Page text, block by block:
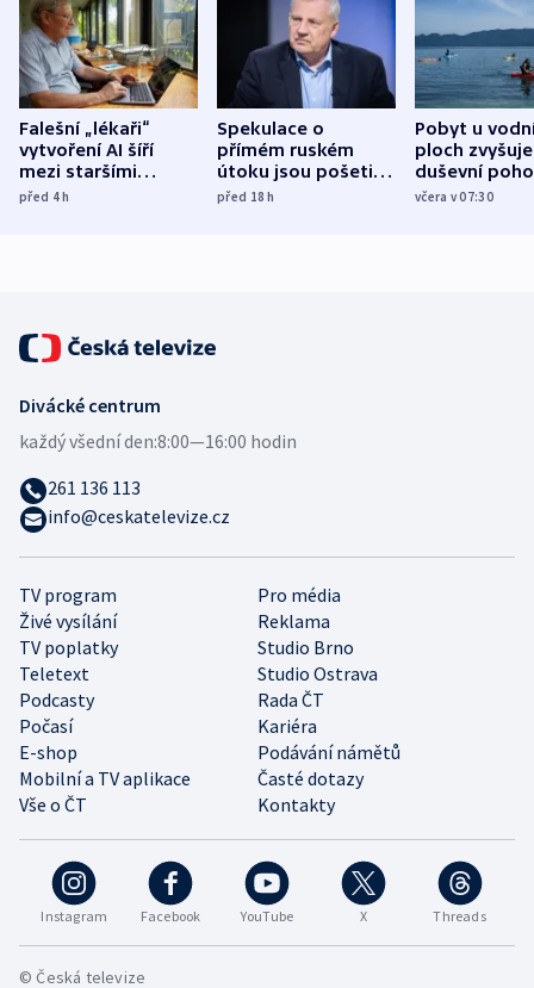
Falešní „lékaři“
vytvoření AI šíří
mezi staršími
Poláky nebezpečné
před 4h
Spekulace o
přímém ruském
útoku jsou pošetilé,
míní estonský
před 18h
Pobyt u
ploch zvyšuje
duševní
ukázala
včera v 07:30
Instagram Facebook YouTube X Threads
TV program
Pro média
Živé vysílání
Reklama
TV poplatky
Studio Brno
Teletext
Studio Ostrava
Podcasty
Rada ČT
Počasí
Kariéra
E-shop
Podávání námětů
Mobilní a TV aplikace
Časté dotazy
Vše o ČT
Kontakty
Divácké centrum
každý všední den:8:00—16:00 hodin
261 136 113
info@ceskatelevize.cz
© Česká televize